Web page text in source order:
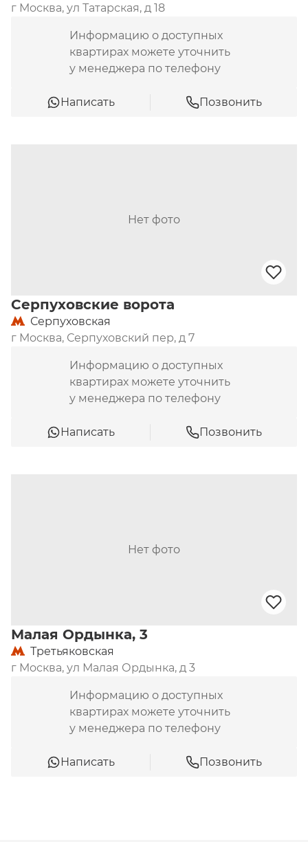
г Москва, ул Татарская, д 18
Информацию о доступных
квартирах можете уточнить
у менеджера по телефону
Написать Позвонить
Нет фото
Серпуховские ворота
Серпуховская
г Москва, Серпуховский пер, д 7
Информацию о доступных
квартирах можете уточнить
у менеджера по телефону
Написать Позвонить
Нет фото
Малая Ордынка, 3
Третьяковская
г Москва, ул Малая Ордынка, д 3
Информацию о доступных
квартирах можете уточнить
у менеджера по телефону
Написать Позвонить